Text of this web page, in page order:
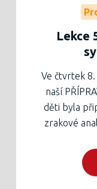
února
jsou
Na konci
rodičů,
možnosti
jejich
Některé
nově
Lekce
Ve čtvrtek
naší
děti byla
zrakové
spirálou.